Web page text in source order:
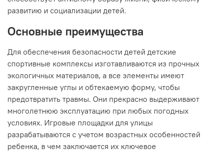
развитию и социализации детей.
Основные преимущества
Для обеспечения безопасности детей детские
спортивные комплексы изготавливаются из прочных
экологичных материалов, а все элементы имеют
закругленные углы и обтекаемую форму, чтобы
предотвратить травмы. Они прекрасно выдерживают
многолетнюю эксплуатацию при любых погодных
условиях. Игровые площадки для улицы
разрабатываются с учетом возрастных особенностей
ребенка, в чем заключается их ключевое